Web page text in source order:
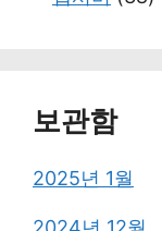
보관함
2025년 1월